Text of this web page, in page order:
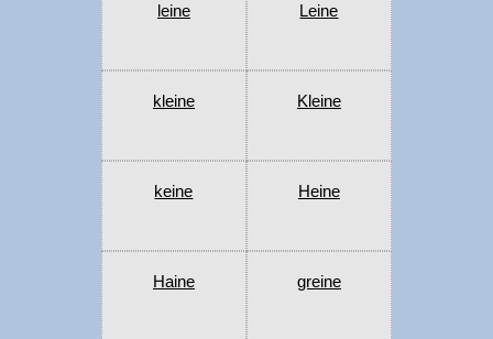
leine Leine
kleine Kleine
keine Heine
Haine greine